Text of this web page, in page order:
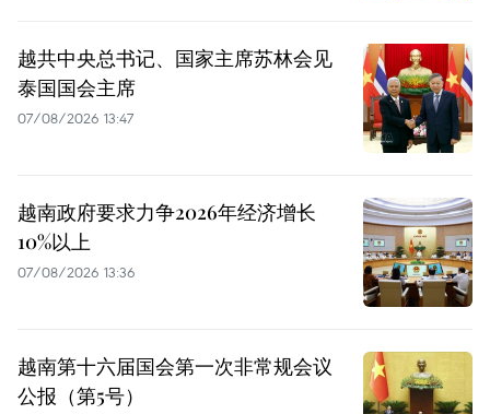
越共中央总书记、国家主席苏林会见
泰国国会主席
07/08/2026 13:47
越南政府要求力争2026年经济增长
10%以上
07/08/2026 13:36
越南第十六届国会第一次非常规会议
公报（第5号）